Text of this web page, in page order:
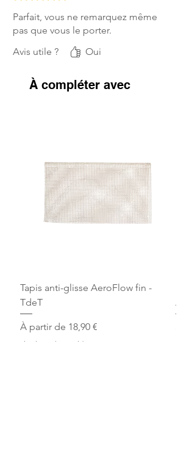
Parfait, vous ne remarquez même
pas que vous le porter.
Avis utile ?
Oui
À compléter avec
Tapis anti-glisse AeroFlow fin -
TdeT
À partir de 18,90 €
Prix promotionnel
Livraison ultra rapide